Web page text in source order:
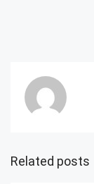
Related posts